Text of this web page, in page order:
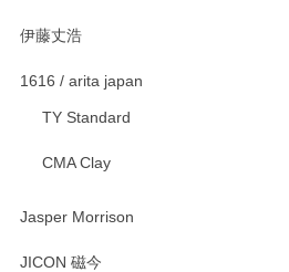
伊藤丈浩
1616 / arita japan
TY Standard
CMA Clay
Jasper Morrison
JICON 磁今